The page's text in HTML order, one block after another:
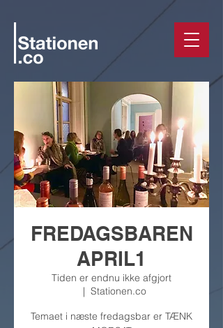
FREDAGSBAREN
APRIL1
Tiden er endnu ikke afgjort
  |
Stationen.co
Temaet i næste fredagsbar er TÆNK